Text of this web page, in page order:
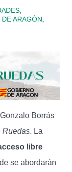
ARAGÓN
Borrás
Ruedas. La
libre
se abordarán